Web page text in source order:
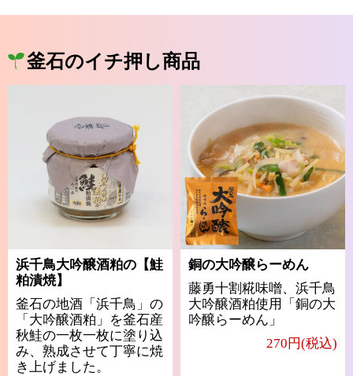
釜石のイチ押し商品
浜千鳥大吟醸酒粕の【鮭
粕漬焼】
釜石の地酒「浜千鳥」の
「大吟醸酒粕」を釜石産
秋鮭の一枚一枚に塗り込
み、熟成させて丁寧に焼
き上げました。
銅の大吟醸らーめん
藤勇十割糀味噌、浜千鳥
大吟醸酒粕使用「銅の大
吟醸らーめん」
270円(税込)